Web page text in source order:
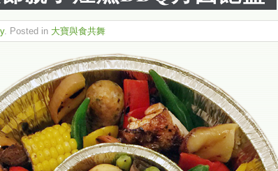
. Posted in 大寶與食共舞